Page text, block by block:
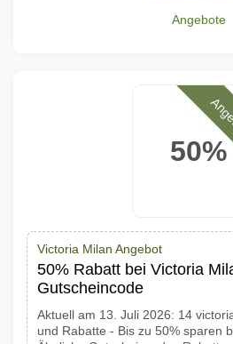
Angebote
50%
Victoria Milan Angebot
50% Rabatt bei Victoria
Gutscheincode
Aktuell am 13. Juli 2026: 14
und Rabatte - Bis zu 50% sparen